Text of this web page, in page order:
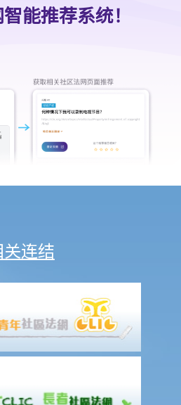
权利与协助
能推荐系统！
连结